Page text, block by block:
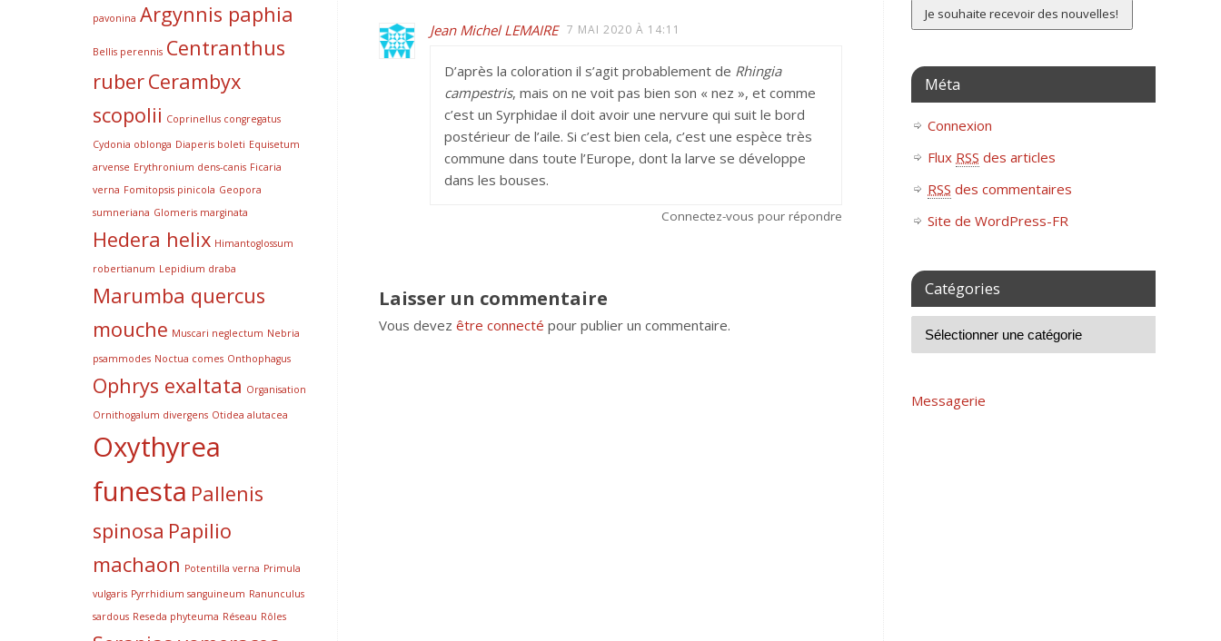
Jean Michel LEMAIRE 7 MAI 2020 À 14:11
D’après la coloration il s’agit probablement de Rhingia
campestris, mais on ne voit pas bien son « nez », et comme
c’est un Syrphidae il doit avoir une nervure qui suit le bord
postérieur de l’aile. Si c’est bien cela, c’est une espèce très
commune dans toute l’Europe, dont la larve se développe
dans les bouses.
Connectez-vous pour répondre
Laisser un commentaire
Vous devez être connecté pour publier un commentaire.
pavonina Argynnis paphia
Bellis perennis Centranthus
ruberCerambyx
scopolii Coprinellus congregatus
Cydonia oblonga Diaperis boleti Equisetum
arvense Erythronium dens-canis Ficaria
verna Fomitopsis pinicola Geopora
sumneriana Glomeris marginata
Hedera helix Himantoglossum
robertianum Lepidium draba
Marumba quercus
mouche Muscari neglectum Nebria
psammodes Noctua comes Onthophagus
Ophrys exaltata Organisation
Ornithogalum divergens Otidea alutacea
Oxythyrea
funesta Pallenis
spinosa Papilio
machaon Potentilla verna Primula
vulgaris Pyrrhidium sanguineum Ranunculus
sardous Reseda phyteuma Réseau Rôles
Méta
Connexion
Flux RSS des articles
RSS des commentaires
Site de WordPress-FR
Catégories
Messagerie